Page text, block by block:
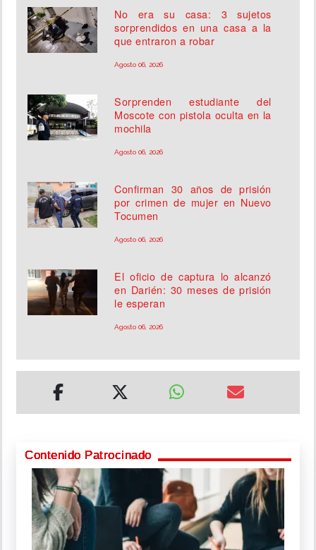
No era su casa: 3 sujetos
sorprendidos en una casa a la
que entraron a robar
Agosto 06, 2026
Sorprenden estudiante del
Moscote con pistola oculta en la
mochila
Agosto 06, 2026
Confirman 30 años de prisión
por crimen de mujer en Nuevo
Tocumen
Agosto 06, 2026
El oficio de captura lo alcanzó
en Darién: 30 meses de prisión
le esperan
Agosto 06, 2026
Contenido Patrocinado